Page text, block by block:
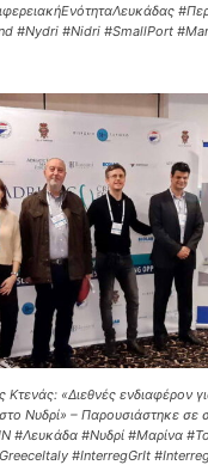
#Nydri #Nidri #SmallPort
«Διεθνές ενδιαφέρον
Νυδρί» – Παρουσιάστηκε σε
#Λευκάδα #Νυδρί #Μαρίνα
#InterregGrIt